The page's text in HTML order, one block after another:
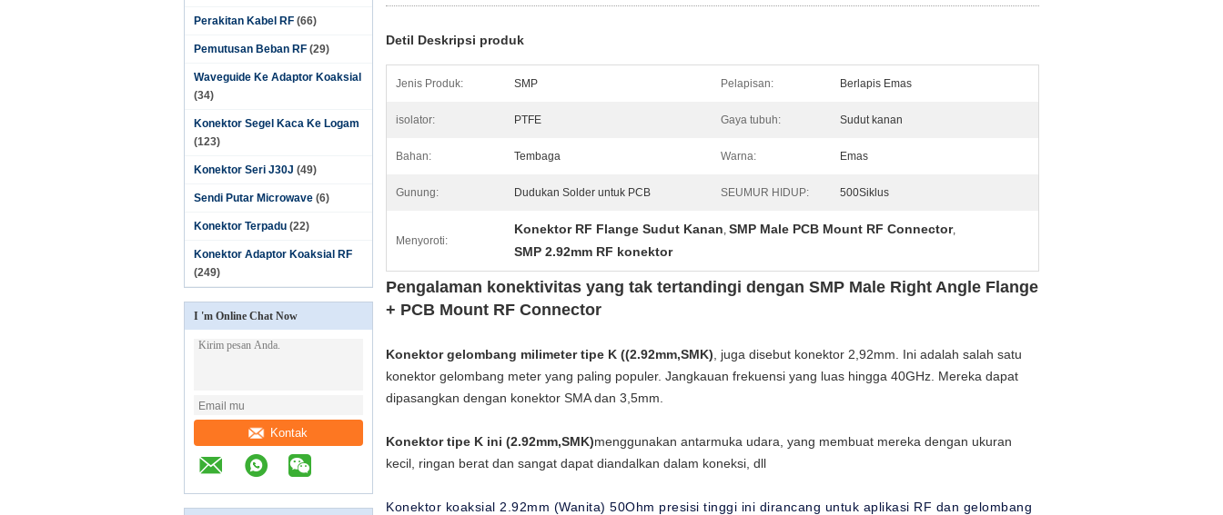
Perakitan Kabel RF (66)
Pemutusan Beban RF (29)
Waveguide Ke Adaptor Koaksial
(34)
Konektor Segel Kaca Ke Logam
(123)
Konektor Seri J30J (49)
Sendi Putar Microwave (6)
Konektor Terpadu (22)
Konektor Adaptor Koaksial RF
(249)
I 'm Online Chat Now
Kontak
Detil Deskripsi produk
Jenis Produk: SMP Pelapisan: Berlapis Emas
isolator: PTFE Gaya tubuh: Sudut kanan
Bahan: Tembaga Warna: Emas
Gunung: Dudukan Solder untuk PCB SEUMUR HIDUP: 500Siklus
Menyoroti:
Konektor RF Flange Sudut Kanan, SMP Male PCB Mount RF Connector,
SMP 2.92mm RF konektor
Pengalaman konektivitas yang tak tertandingi dengan SMP Male Right Angle Flange
+ PCB Mount RF Connector
Konektor gelombang milimeter tipe K ((2.92mm,SMK) , juga disebut konektor 2,92mm. Ini adalah salah satu
konektor gelombang meter yang paling populer. Jangkauan frekuensi yang luas hingga 40GHz. Mereka dapat
dipasangkan dengan konektor SMA dan 3,5mm.
Konektor tipe K ini (2.92mm,SMK)menggunakan antarmuka udara, yang membuat mereka dengan ukuran
kecil, ringan berat dan sangat dapat diandalkan dalam koneksi, dll
Konektor koaksial 2.92mm (Wanita) 50Ohm presisi tinggi ini dirancang untuk aplikasi RF dan gelombang